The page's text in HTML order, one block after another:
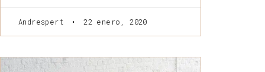
Andrespert 22 enero, 2020